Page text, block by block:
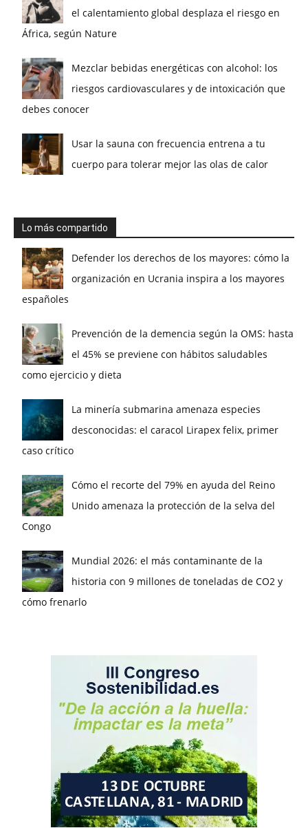
el calentamiento global desplaza el riesgo en
África, según Nature
Mezclar bebidas energéticas con alcohol: los
riesgos cardiovasculares y de intoxicación que
debes conocer
Usar la sauna con frecuencia entrena a tu
cuerpo para tolerar mejor las olas de calor
Lo más compartido
Defender los derechos de los mayores: cómo la
organización en Ucrania inspira a los mayores
españoles
Prevención de la demencia según la OMS: hasta
el 45% se previene con hábitos saludables
como ejercicio y dieta
La minería submarina amenaza especies
desconocidas: el caracol Lirapex felix, primer
caso crítico
Cómo el recorte del 79% en ayuda del Reino
Unido amenaza la protección de la selva del
Congo
Mundial 2026: el más contaminante de la
historia con 9 millones de toneladas de CO2 y
cómo frenarlo